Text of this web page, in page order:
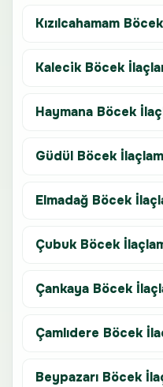
Kızılcahamam
Kalecik Böcek
Haymana Böcek
Güdül Böcek
Elmadağ Böcek
Çubuk Böcek
Çankaya Böcek
Çamlıdere Böcek
Beypazarı Böcek